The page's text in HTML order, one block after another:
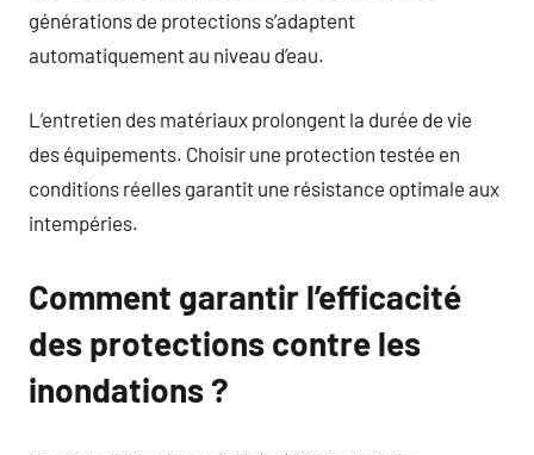
générations de protections s’adaptent
automatiquement au niveau d’eau.
L’entretien des matériaux prolongent la durée de vie
des équipements. Choisir une protection testée en
conditions réelles garantit une résistance optimale aux
intempéries.
Comment garantir l’efficacité
des protections contre les
inondations ?